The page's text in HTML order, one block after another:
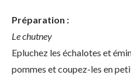
Préparation :
Le chutney
Epluchez les échalotes et
pommes et coupez-les en